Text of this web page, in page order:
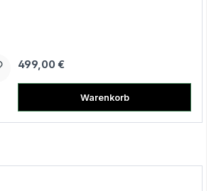
Regulärer Preis:
499,00 €
Warenkorb